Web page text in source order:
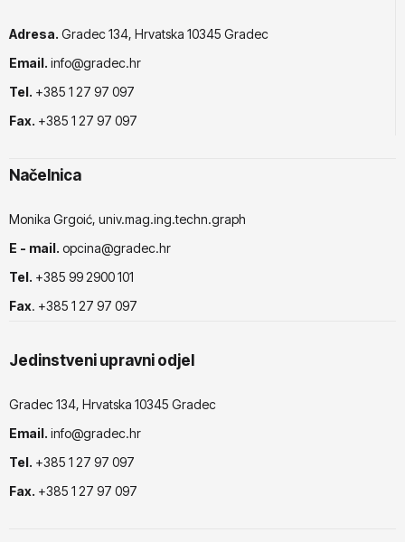
Adresa. Gradec 134, Hrvatska 10345 Gradec
Email. info@gradec.hr
Tel. +385 1 27 97 097
Fax. +385 1 27 97 097
Načelnica
Monika Grgoić, univ.mag.ing.techn.graph
E - mail. opcina@gradec.hr
Tel. +385 99 2900 101
Fax. +385 1 27 97 097
Jedinstveni upravni odjel
Gradec 134, Hrvatska 10345 Gradec
Email. info@gradec.hr
Tel. +385 1 27 97 097
Fax. +385 1 27 97 097